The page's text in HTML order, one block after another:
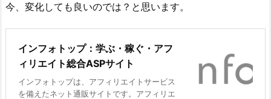
今、変化しても良いのでは？と思います。
インフォトップ：学ぶ・稼ぐ・アフ
ィリエイト総合ASPサイト
インフォトップは、アフィリエイトサービス
を備えたネット通販サイトです。アフィリエ